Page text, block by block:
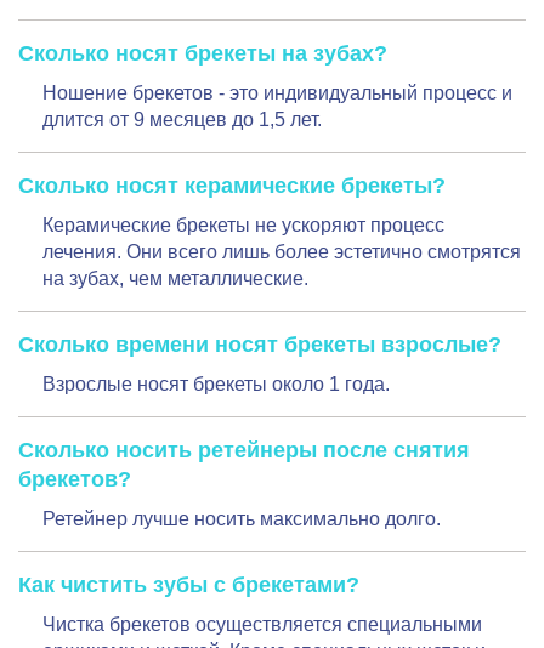
Сколько носят брекеты на зубах?
Ношение брекетов - это индивидуальный процесс и
длится от 9 месяцев до 1,5 лет.
Сколько носят керамические брекеты?
Керамические брекеты не ускоряют процесс
лечения. Они всего лишь более эстетично смотрятся
на зубах, чем металлические.
Сколько времени носят брекеты взрослые?
Взрослые носят брекеты около 1 года.
Сколько носить ретейнеры после снятия
брекетов?
Ретейнер лучше носить максимально долго.
Как чистить зубы с брекетами?
Чистка брекетов осуществляется специальными